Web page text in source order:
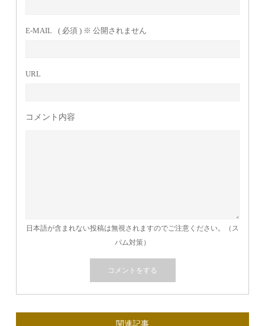
E-MAIL ( 必須 ) ※ 公開されません
URL
コメント内容
日本語が含まれない投稿は無視されますのでご注意ください。（ス
パム対策）
関連記事